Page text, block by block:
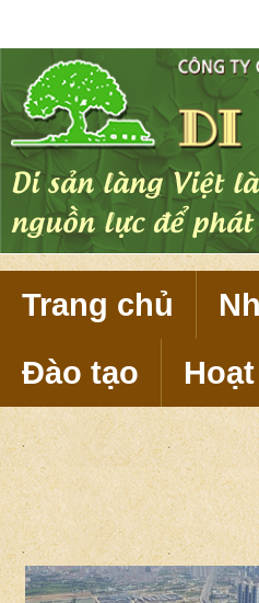
Di sản làng Việt
nguồn lực để
Trang chủ
Đào tạo